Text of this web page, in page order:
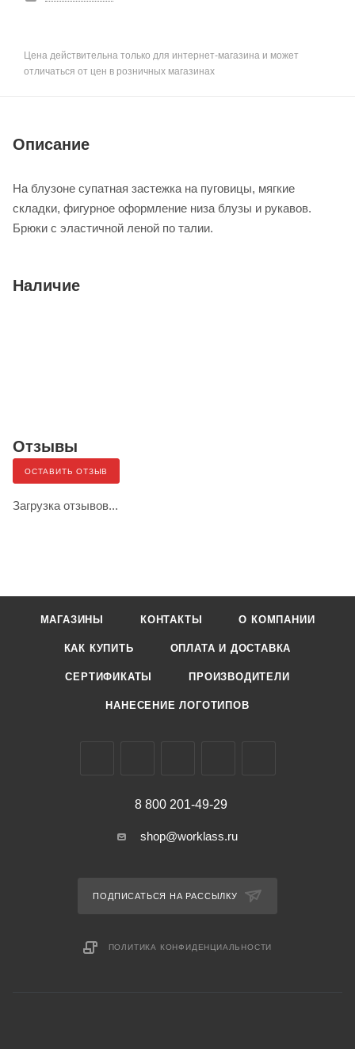
Цена действительна только для интернет-магазина и может
отличаться от цен в розничных магазинах
Описание
На блузоне супатная застежка на пуговицы, мягкие
складки, фигурное оформление низа блузы и рукавов.
Брюки с эластичной леной по талии.
Наличие
Отзывы
ОСТАВИТЬ ОТЗЫВ
Загрузка отзывов...
МАГАЗИНЫ КОНТАКТЫ О КОМПАНИИ
КАК КУПИТЬ ОПЛАТА И ДОСТАВКА
СЕРТИФИКАТЫ ПРОИЗВОДИТЕЛИ
НАНЕСЕНИЕ ЛОГОТИПОВ
8 800 201-49-29
shop@worklass.ru
ПОДПИСАТЬСЯ НА РАССЫЛКУ
ПОЛИТИКА КОНФИДЕНЦИАЛЬНОСТИ